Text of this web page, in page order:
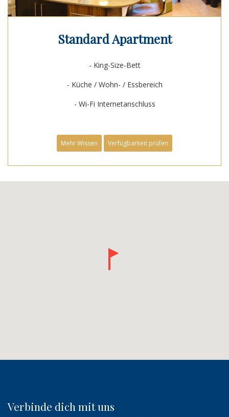
Standard Apartment
- King-Size-Bett
- Küche / Wohn- / Essbereich
- Wi-Fi Internetanschluss
Mehr Wissen Verfügbarkeit prüfen
Verbinde dich mit uns